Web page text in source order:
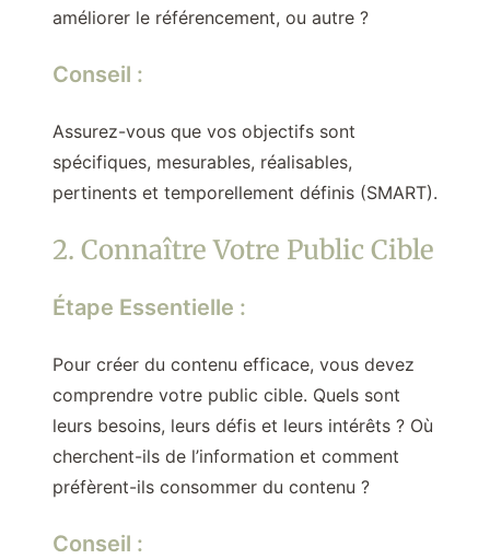
améliorer le référencement, ou autre ?
Conseil :
Assurez-vous que vos objectifs sont
spécifiques, mesurables, réalisables,
pertinents et temporellement définis (SMART).
2. Connaître Votre Public Cible
Étape Essentielle :
Pour créer du contenu efficace, vous devez
comprendre votre public cible. Quels sont
leurs besoins, leurs défis et leurs intérêts ? Où
cherchent-ils de l’information et comment
préfèrent-ils consommer du contenu ?
Conseil :